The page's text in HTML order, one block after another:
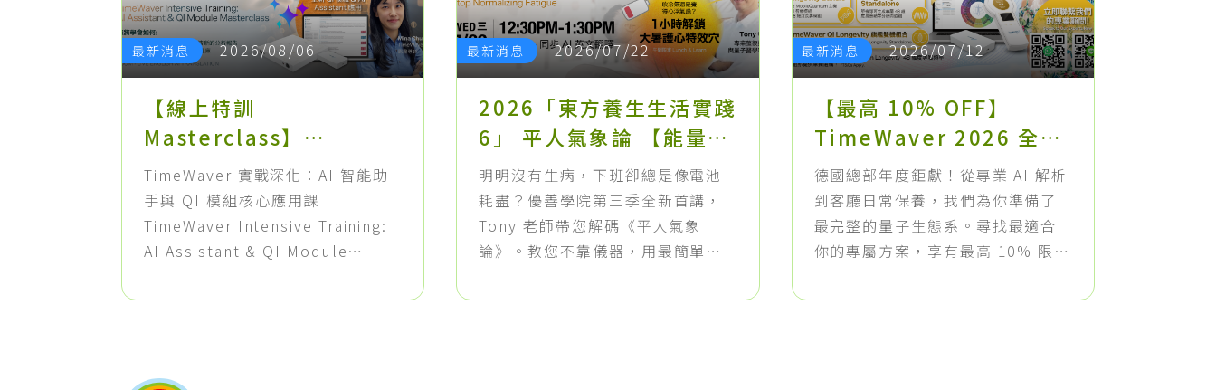
最新消息 2026/08/06
【線上特訓
Masterclass】
TimeWaver 實戰深化：
AI 智能助手與 QI 模組核
心應用課
TimeWaver 實戰深化：AI 智能助
手與 QI 模組核心應用課
TimeWaver Intensive Training:
AI Assistant & QI Module
幾個小時備課？這場 90 分鐘的純實
接砍半！現有 TimeWaver 用戶憑
最新消息 2026/07/22
2026「東方養生生活實踐
6」 平人氣象論 【能量基
準】健康人的生命能量特
徵
明明沒有生病，下班卻總是像電池
耗盡？優善學院第三季全新首講，
Tony 老師帶您解碼《平人氣象
論》。教您不靠儀器，用最簡單的
能量，並加碼大暑防中暑特效穴
最新消息 2026/07/12
【最高 10% OFF】
TimeWaver 2026 全球
夏季特惠正式開跑
德國總部年度鉅獻！從專業 AI 解析
到客廳日常保養，我們為你準備了
最完整的量子生態系。尋找最適合
你的專屬方案，享有最高 10% 限定